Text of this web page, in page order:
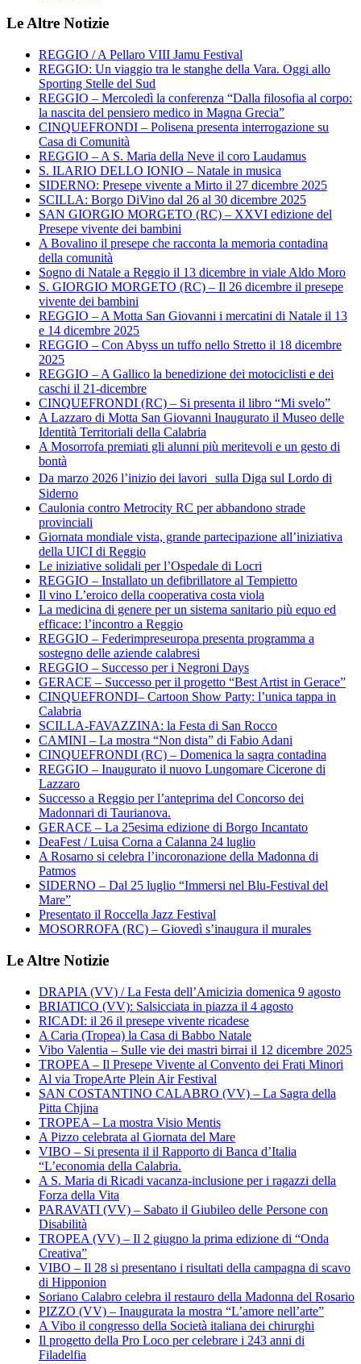
Le Altre Notizie
REGGIO / A Pellaro VIII Jamu Festival
REGGIO: Un viaggio tra le stanghe della Vara. Oggi allo
Sporting Stelle del Sud
REGGIO – Mercoledì la conferenza “Dalla filosofia al corpo:
la nascita del pensiero medico in Magna Grecia”
CINQUEFRONDI – Polisena presenta interrogazione su
Casa di Comunità
REGGIO – A S. Maria della Neve il coro Laudamus
S. ILARIO DELLO IONIO – Natale in musica
SIDERNO: Presepe vivente a Mirto il 27 dicembre 2025
SCILLA: Borgo DiVino dal 26 al 30 dicembre 2025
SAN GIORGIO MORGETO (RC) – XXVI edizione del
Presepe vivente dei bambini
A Bovalino il presepe che racconta la memoria contadina
della comunità
Sogno di Natale a Reggio il 13 dicembre in viale Aldo Moro
S. GIORGIO MORGETO (RC) – Il 26 dicembre il presepe
vivente dei bambini
REGGIO – A Motta San Giovanni i mercatini di Natale il 13
e 14 dicembre 2025
REGGIO – Con Abyss un tuffo nello Stretto il 18 dicembre
2025
REGGIO – A Gallico la benedizione dei motociclisti e dei
caschi il 21-dicembre
CINQUEFRONDI (RC) – Si presenta il libro “Mi svelo”
A Lazzaro di Motta San Giovanni Inaugurato il Museo delle
Identità Territoriali della Calabria
A Mosorrofa premiati gli alunni più meritevoli e un gesto di
bontà
Da marzo 2026 l’inizio dei lavori sulla Diga sul Lordo di
Siderno
Caulonia contro Metrocity RC per abbandono strade
provinciali
Giornata mondiale vista, grande partecipazione all’iniziativa
della UICI di Reggio
Le iniziative solidali per l’Ospedale di Locri
REGGIO – Installato un defibrillatore al Tempietto
Il vino L’eroico della cooperativa costa viola
La medicina di genere per un sistema sanitario più equo ed
efficace: l’incontro a Reggio
REGGIO – Federimpreseuropa presenta programma a
sostegno delle aziende calabresi
REGGIO – Successo per i Negroni Days
GERACE – Successo per il progetto “Best Artist in Gerace”
CINQUEFRONDI– Cartoon Show Party: l’unica tappa in
Calabria
SCILLA-FAVAZZINA: la Festa di San Rocco
CAMINI – La mostra “Non dista” di Fabio Adani
CINQUEFRONDI (RC) – Domenica la sagra contadina
REGGIO – Inaugurato il nuovo Lungomare Cicerone di
Lazzaro
Successo a Reggio per l’anteprima del Concorso dei
Madonnari di Taurianova.
GERACE – La 25esima edizione di Borgo Incantato
DeaFest / Luisa Corna a Calanna 24 luglio
A Rosarno si celebra l’incoronazione della Madonna di
Patmos
SIDERNO – Dal 25 luglio “Immersi nel Blu-Festival del
Mare”
Presentato il Roccella Jazz Festival
MOSORROFA (RC) – Giovedì s’inaugura il murales
Le Altre Notizie
DRAPIA (VV) / La Festa dell’Amicizia domenica 9 agosto
BRIATICO (VV): Salsicciata in piazza il 4 agosto
RICADI: il 26 il presepe vivente ricadese
A Caria (Tropea) la Casa di Babbo Natale
Vibo Valentia – Sulle vie dei mastri birrai il 12 dicembre 2025
TROPEA – Il Presepe Vivente al Convento dei Frati Minori
Al via TropeArte Plein Air Festival
SAN COSTANTINO CALABRO (VV) – La Sagra della
Pitta Chjina
TROPEA – La mostra Visio Mentis
A Pizzo celebrata al Giornata del Mare
VIBO – Si presenta il il Rapporto di Banca d’Italia
“L’economia della Calabria.
A S. Maria di Ricadi vacanza-inclusione per i ragazzi della
Forza della Vita
PARAVATI (VV) – Sabato il Giubileo delle Persone con
Disabilità
TROPEA (VV) – Il 2 giugno la prima edizione di “Onda
Creativa”
VIBO – Il 28 si presentano i risultati della campagna di scavo
di Hipponion
Soriano Calabro celebra il restauro della Madonna del Rosario
PIZZO (VV) – Inaugurata la mostra “L’amore nell’arte”
A Vibo il congresso della Società italiana dei chirurghi
Il progetto della Pro Loco per celebrare i 243 anni di
Filadelfia